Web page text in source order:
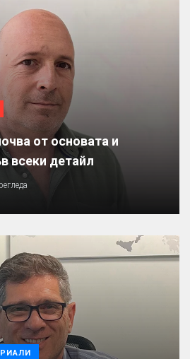
от основата и
всеки детайл